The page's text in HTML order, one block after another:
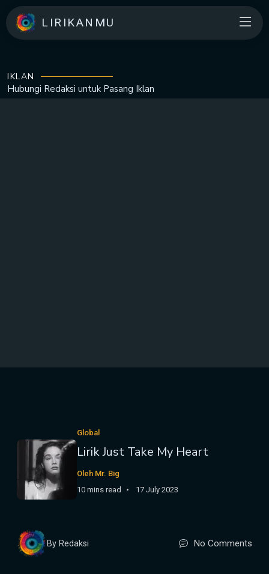
LIRIKANMU
IKLAN
Hubungi Redaksi untuk Pasang Iklan
Global
Lirik Just Take My Heart
Oleh Mr. Big
10 mins read
17 July 2023
By Redaksi No Comments